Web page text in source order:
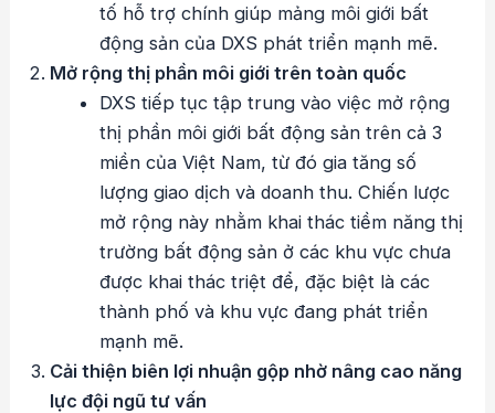
tố hỗ trợ chính giúp mảng môi giới bất
động sản của DXS phát triển mạnh mẽ.
Mở rộng thị phần môi giới trên toàn quốc
DXS tiếp tục tập trung vào việc mở rộng
thị phần môi giới bất động sản trên cả 3
miền của Việt Nam, từ đó gia tăng số
lượng giao dịch và doanh thu. Chiến lược
mở rộng này nhằm khai thác tiềm năng thị
trường bất động sản ở các khu vực chưa
được khai thác triệt để, đặc biệt là các
thành phố và khu vực đang phát triển
mạnh mẽ.
Cải thiện biên lợi nhuận gộp nhờ nâng cao năng
lực đội ngũ tư vấn